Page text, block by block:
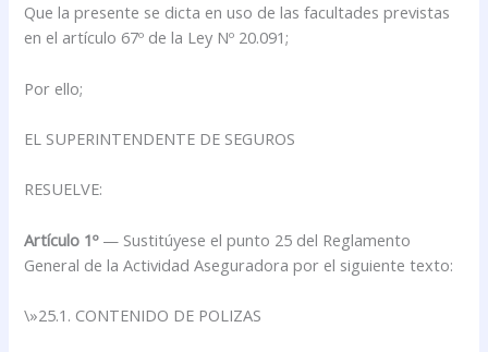
Que la presente se dicta en uso de las facultades previstas
en el artículo 67º de la Ley Nº 20.091;
Por ello;
EL SUPERINTENDENTE DE SEGUROS
RESUELVE:
Artículo 1º — Sustitúyese el punto 25 del Reglamento
General de la Actividad Aseguradora por el siguiente texto:
\»25.1. CONTENIDO DE POLIZAS